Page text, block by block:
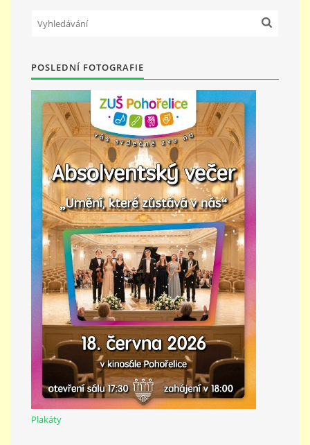
KONTAKTY
PŘÍMĚSTSKÝ TÁBOR
MISS VÝTVARNÝ MODEL
ZAMĚSTNÁNÍ
DOTACE
GDPR
ZUŠ Pohořelice
Školní 462
Pohořelice
691 23
POSLEDNÍ FOTOGRAFIE
Plakáty